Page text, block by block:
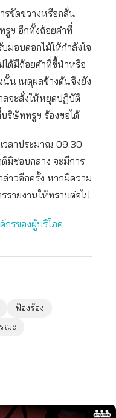
รขัดขวางหรือกลั่น
รูฯ อีกทั้งถ้อยคำที่
มอบดอกไม้ให้กำลังใจ
ได้มีถ้อยคำที่ชี้นำหรือ
น เหตุผลข้างต้นจึงยัง
ลจะสั่งให้หยุดปฏิบัติ
ริษัททรูฯ ร้องขอได้
วลาประมาณ 09.30
มิชอบกลาง จะมีการ
าวอีกครั้ง หากมีความ
รายงานให้ทราบต่อไป
กรของผู้บริโภค
ฟ้องร้อง
ณะ